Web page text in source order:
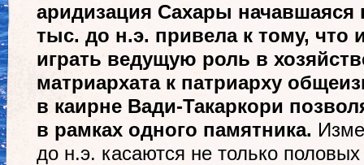
аридизация Сахары начавшаяся
тыс. до н.э. привела к тому,
играть ведущую роль в
матриархата к патриарху
в каирне Вади-Такаркори
в рамках одного памятника.
до н.э. касаются не только